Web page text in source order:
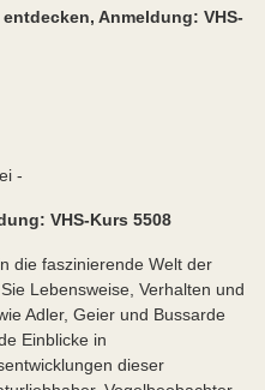
Anmeldung: VHS-
-
VHS-Kurs 5508
die faszinierende Welt der
Lebensweise, Verhalten und
Adler, Geier und Bussarde
Einblicke in
dieser